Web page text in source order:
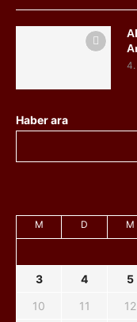
4.
Haber ara
M D M
3
4 5
10
11 12